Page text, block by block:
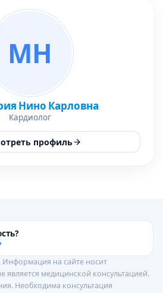
МН
Нино Карловна
Кардиолог
профиль
на сайте носит
является медицинской консультацией.
Необходима консультация